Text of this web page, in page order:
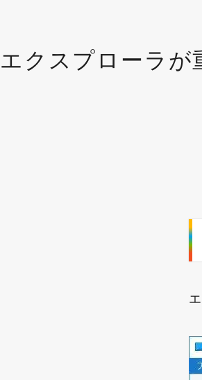
エクスプローラが